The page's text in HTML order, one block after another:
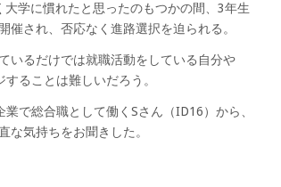
学に慣れたと思ったのもつかの間、3年生
され、否応なく進路選択を迫られる。
いるだけでは就職活動をしている自分や
ることは難しいだろう。
で総合職として働くSさん（ID16）から、
な気持ちをお聞きした。